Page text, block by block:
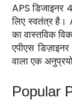
APSडिजाइनर
लिए स्वतंत्र है।
का वास्तविक
एपीएस
वाला एक
Popular